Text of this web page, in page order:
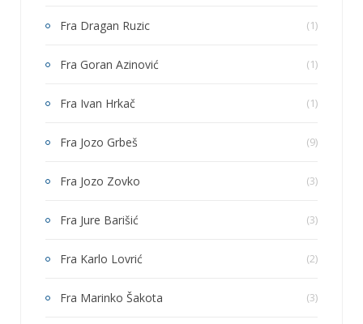
Fra Dragan Ruzic (1)
Fra Goran Azinović (1)
Fra Ivan Hrkač (1)
Fra Jozo Grbeš (9)
Fra Jozo Zovko (3)
Fra Jure Barišić (3)
Fra Karlo Lovrić (2)
Fra Marinko Šakota (3)